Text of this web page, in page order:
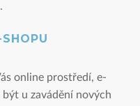
online prostředí, e-
u zavádění nových